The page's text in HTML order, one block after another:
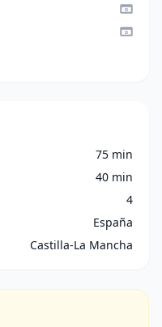
75 min
40 min
4
España
Castilla-La Mancha